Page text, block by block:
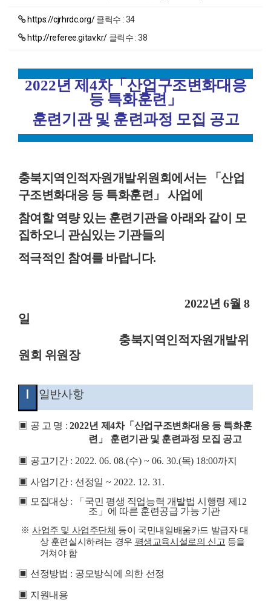
https://cjrhrdc.org/클릭수 : 34
http://referee.gitav.kr/클릭수 : 38
2022년 제 4차「 산업구조변화대응
등 특화훈련 」
훈련기관 및 훈련과정 모집 공고
충북지역인적자원개발위원회에서는 「산업
구조변화대응 등 특화훈련 」 사업에
참여할 역량 있는 훈련기관을 아래와 같이 모
집하오니 관심있는 기관들의
적극적인 참여를 바랍니다.
2022년6월8
일
충북지역인적자원개발위
원회 위원장
일반사항
▣ 공 고 명 : 2022년 제4차「 산업구조변화대응 등 특화훈
련 」 훈련기관 및 훈련과정 모집 공고
▣ 공고기간 : 2022. 06. 08.(수) ~ 06. 30.(목) 18:00까지
▣ 사업기간 : 선정일 ~ 2022. 12. 31.
▣ 모집대상 : 「 국민 평생 직업능력 개발법 시행령 제 12
조 」 에 따른 훈련공급 가능 기관
※ 사업주 및 사업주단체 등이 국민내일배움카드 발급자 대
상 훈련실시하려는 경우 평생교육시설로의 신고 등을
거쳐야 함
▣ 선정방법 : 공모방식에 의한 선정
▣ 지원내용